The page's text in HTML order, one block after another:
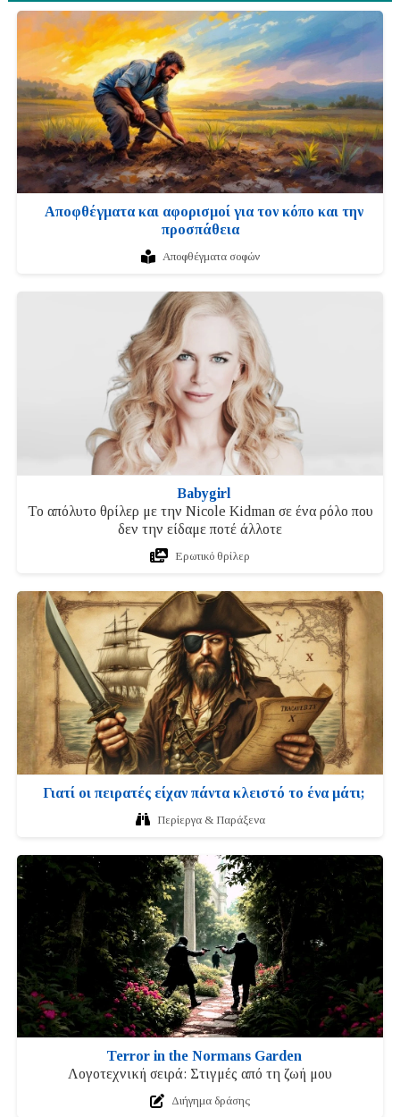
Αποφθέγματα και αφορισμοί για τον κόπο και την
προσπάθεια
Αποφθέγματα σοφών
Babygirl
Το απόλυτο θρίλερ με την Nicole Kidman σε ένα ρόλο που
δεν την είδαμε ποτέ άλλοτε
Ερωτικό θρίλερ
Γιατί οι πειρατές είχαν πάντα κλειστό το ένα μάτι;
Περίεργα & Παράξενα
Terror in the Normans Garden
Λογοτεχνική σειρά: Στιγμές από τη ζωή μου
Διήγημα δράσης